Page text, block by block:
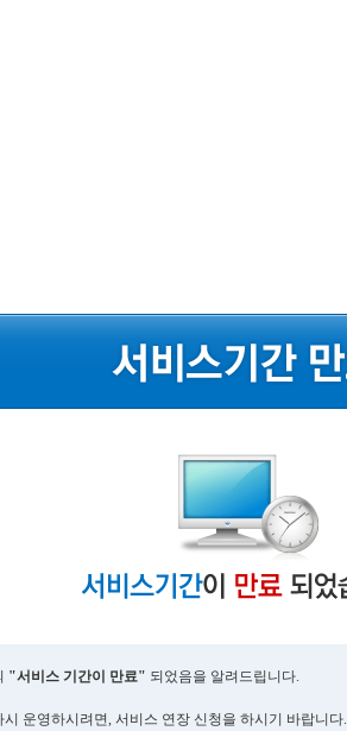
"서비스 기간이 만료" 되었음을 알려드립니다.
시 운영하시려면, 서비스 연장 신청을 하시기 바랍니다.